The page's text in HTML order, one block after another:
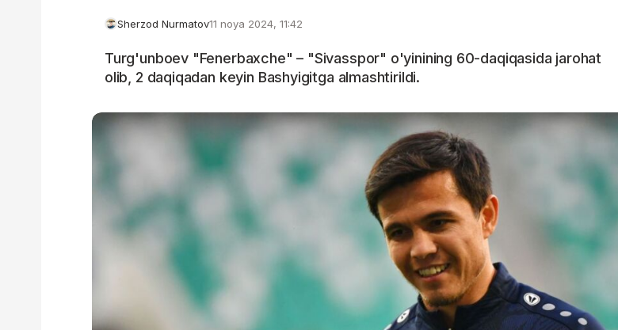
Sherzod Nurmatov11 noya 2024, 11:42
Turg'unboev "Fenerbaxche" – "Sivasspor" o'yinining 60-daqiqasida jarohat
olib, 2 daqiqadan keyin Bashyigitga almashtirildi.